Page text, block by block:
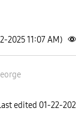
2025 11:07 AM)
rge
edited ‎01-22-